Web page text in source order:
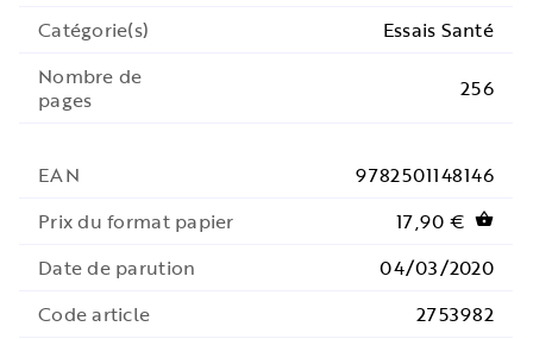
Catégorie(s)
Essais Santé
Nombre de
pages
256
EAN
9782501148146
Prix du format papier
17,90 € shopping_basket
Date de parution
04/03/2020
Code article
2753982